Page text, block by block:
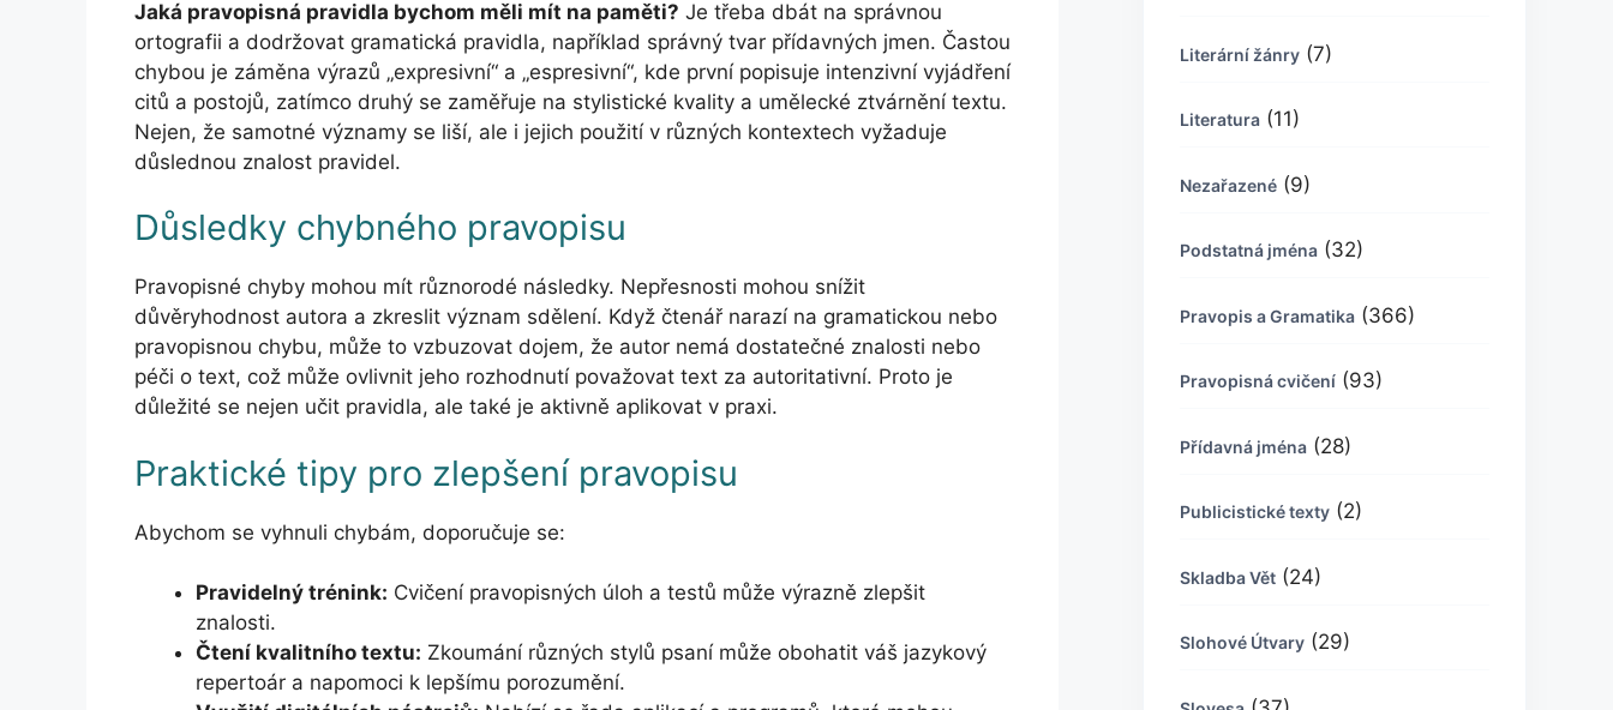
Jaká pravopisná pravidla bychom měli mít na paměti? Je třeba dbát na správnou
ortografii a dodržovat gramatická pravidla, například správný tvar přídavných jmen. Častou
chybou je záměna výrazů „expresivní“ a „espresivní“, kde první popisuje intenzivní vyjádření
citů a postojů, zatímco druhý se zaměřuje na stylistické kvality a umělecké ztvárnění textu.
Nejen, že samotné významy se liší, ale i jejich použití v různých kontextech vyžaduje
důslednou znalost pravidel.
Důsledky chybného pravopisu
Pravopisné chyby mohou mít různorodé následky. Nepřesnosti mohou snížit
důvěryhodnost autora a zkreslit význam sdělení. Když čtenář narazí na gramatickou nebo
pravopisnou chybu, může to vzbuzovat dojem, že autor nemá dostatečné znalosti nebo
péči o text, což může ovlivnit jeho rozhodnutí považovat text za autoritativní. Proto je
důležité se nejen učit pravidla, ale také je aktivně aplikovat v praxi.
Praktické tipy pro zlepšení pravopisu
Abychom se vyhnuli chybám, doporučuje se:
Pravidelný trénink: Cvičení pravopisných úloh a testů může výrazně zlepšit
znalosti.
Čtení kvalitního textu: Zkoumání různých stylů psaní může obohatit váš jazykový
repertoár a napomoci k lepšímu porozumění.
Literární žánry (7)
Literatura (11)
Nezařazené (9)
Podstatná jména (32)
Pravopis a Gramatika (366)
Pravopisná cvičení (93)
Přídavná jména (28)
Publicistické texty (2)
Skladba Vět (24)
Slohové Útvary (29)